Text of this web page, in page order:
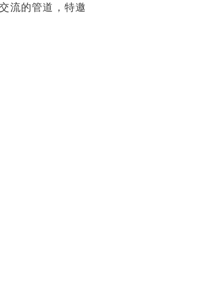
流的管道，特邀